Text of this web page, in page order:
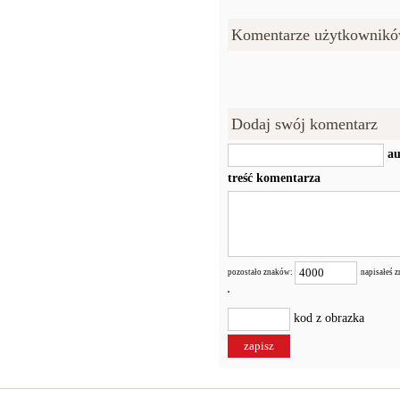
Komentarze
Dodaj swój komentarz
treść komentarza
pozostało znaków: napisałeś
kod z obrazka